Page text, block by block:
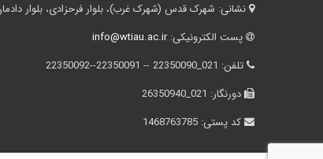
نشانی: شهرک قدس (شهرک غرب)، بلوار فرحزادی، بلوار دادمان، خیابان درختی، کوچه ثقفی،
پست الکترونیکی:info@wtiau.ac.ir
تلفن: 021_22350090 -- 22350091--22350092
دورنگار: 021_26350940
کد پستی: 1468763785